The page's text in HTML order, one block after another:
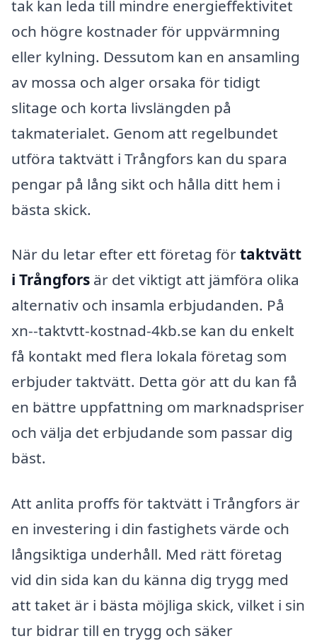
tak kan leda till mindre energieffektivitet
och högre kostnader för uppvärmning
eller kylning. Dessutom kan en ansamling
av mossa och alger orsaka för tidigt
slitage och korta livslängden på
takmaterialet. Genom att regelbundet
utföra taktvätt i Trångfors kan du spara
pengar på lång sikt och hålla ditt hem i
bästa skick.
När du letar efter ett företag förtaktvätt
i Trångfors är det viktigt att jämföra olika
alternativ och insamla erbjudanden. På
xn--taktvtt-kostnad-4kb.se kan du enkelt
få kontakt med flera lokala företag som
erbjuder taktvätt. Detta gör att du kan få
en bättre uppfattning om marknadspriser
och välja det erbjudande som passar dig
bäst.
Att anlita proffs för taktvätt i Trångfors är
en investering i din fastighets värde och
långsiktiga underhåll. Med rätt företag
vid din sida kan du känna dig trygg med
att taket är i bästa möjliga skick, vilket i sin
tur bidrar till en trygg och säker